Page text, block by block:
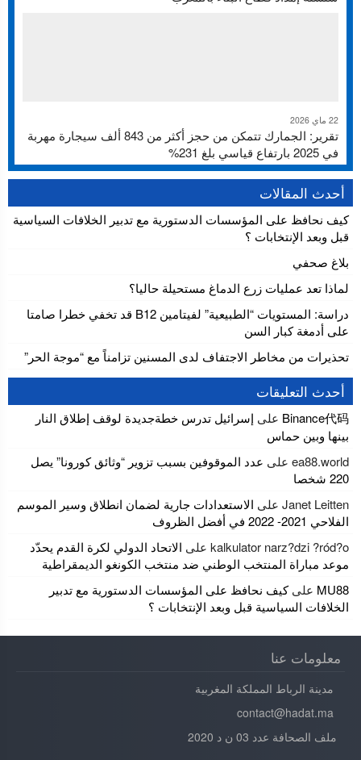
22 ماي 2026
تقرير: الجمارك تتمكن من حجز أكثر من 843 ألف سيجارة مهربة
في 2025 بارتفاع قياسي بلغ 231%
أحدث المقالات
كيف نحافظ على المؤسسات الدستورية مع تدبير الخلافات السياسية
قبل وبعد الإنتخابات ؟
بلاغ صحفي
لماذا تعد عمليات زرع الدماغ مستحيلة حاليا؟
دراسة: المستويات “الطبيعية” لفيتامين B12 قد تخفي خطرا صامتا
على أدمغة كبار السن
تحذيرات من مخاطر الاجتفاف لدى المسنين تزامناً مع “موجة الحر”
أحدث التعليقات
Binance代码 على إسرائيل تدرس خطةجديدة لوقف إطلاق النار
بينها وبين حماس
ea88.world على عدد الموقوفين بسبب تزوير “وثائق كورونا” يصل
220 شخصا
Janet Leitten على الاستعدادات جارية لضمان انطلاق وسير الموسم
الفلاحي 2021- 2022 في أفضل الظروف
kalkulator narz?dzi ?ród?o على الاتحاد الدولي لكرة القدم يحدّد
موعد مباراة المنتخب الوطني ضد منتخب الكونغو الديمقراطية
MU88 علىكيف نحافظ على المؤسسات الدستورية مع تدبير
الخلافات السياسية قبل وبعد الإنتخابات ؟
معلومات عنا
مدينة الرباط المملكة المغربية
ملف الصحافة عدد 03 ن د 2020